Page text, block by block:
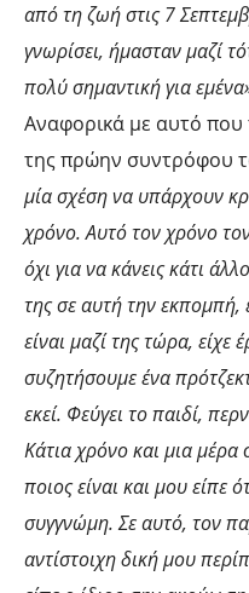
από τη ζωή στις 7
γνωρίσει, ήμασταν μαζί
πολύ σημαντική για
Αναφορικά με αυτό
της πρώην συντρόφου
μία σχέση να υπάρχουν
χρόνο. Αυτό τον χρόνο
όχι για να κάνεις κάτι
της σε αυτή την εκπομπή,
είναι μαζί της τώρα,
συζητήσουμε ένα
εκεί. Φεύγει το παιδί,
Κάτια χρόνο και μια μέρα
ποιος είναι και μου είπε
συγγνώμη. Σε αυτό, τον
αντίστοιχη δική μου